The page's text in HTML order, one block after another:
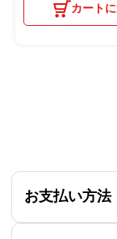
カート
お支払い方法